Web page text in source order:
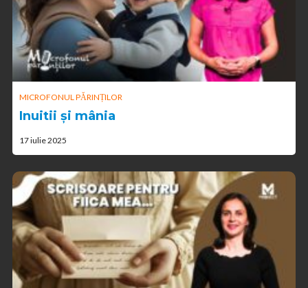
MICROFONUL PĂRINȚILOR
Inuitii și mânia
17 iulie 2025